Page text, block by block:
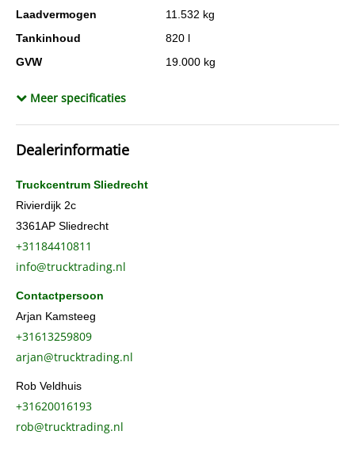
Laadvermogen
11.532 kg
Tankinhoud
820 l
GVW
19.000 kg
Cilinderinhoud
Aantal cilinders
Gewicht (leeg)
Conditie algemeen
Aandrijving
Cabinesoort
Constructiedatum
BTW verrekenbaar
Meer specificaties
Dealerinformatie
Truckcentrum Sliedrecht
Rivierdijk 2c
3361AP Sliedrecht
+31184410811
info@trucktrading.nl
Contactpersoon
Arjan Kamsteeg
+31613259809
arjan@trucktrading.nl
Rob Veldhuis
+31620016193
rob@trucktrading.nl